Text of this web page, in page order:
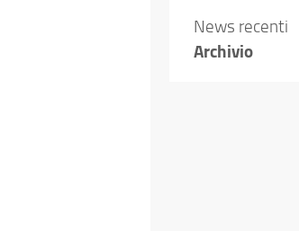
News recenti
Archivio